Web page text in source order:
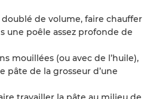
doublé de volume, faire chauffer
une poêle assez profonde de
mouillées (ou avec de l’huile),
pâte de la grosseur d’une